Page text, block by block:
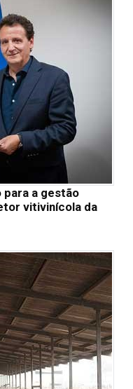
para a gestão
vitivinícola da